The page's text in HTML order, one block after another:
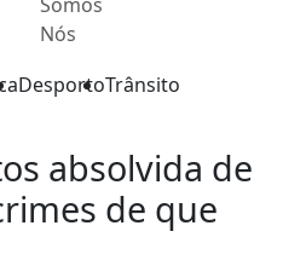
Nós
DesportoTrânsito
absolvida de
de que